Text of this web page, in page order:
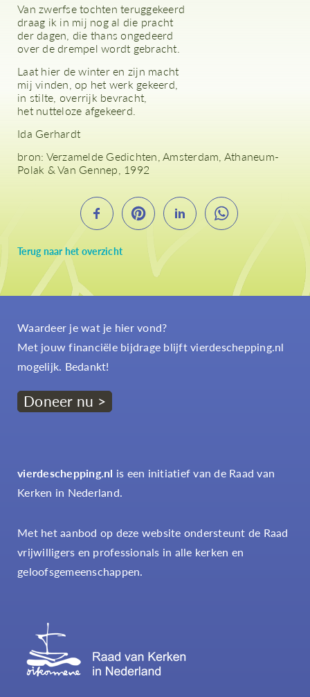
Terug naar het overzicht
Van zwerfse tochten teruggekeerd
draag ik in mij nog al die pracht
der dagen, die thans ongedeerd
over de drempel wordt gebracht.
Laat hier de winter en zijn macht
mij vinden, op het werk gekeerd,
in stilte, overrijk bevracht,
het nutteloze afgekeerd.
Ida Gerhardt
bron: Verzamelde Gedichten, Amsterdam, Athaneum-
Polak & Van Gennep, 1992
Waardeer je wat je hier vond?
Met jouw financiële bijdrage blijft vierdeschepping.nl
mogelijk. Bedankt!
Doneer nu >
vierdeschepping.nl is een initiatief van de Raad van
Kerken in Nederland.
Met het aanbod op deze website ondersteunt de Raad
vrijwilligers en professionals in alle kerken en
geloofsgemeenschappen.